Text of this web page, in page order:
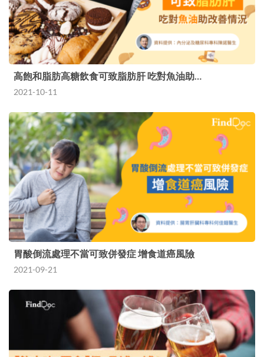
高飽和脂肪高糖飲食可致脂肪肝 吃對魚油助…
2021-10-11
胃酸倒流處理不當可致併發症 增食道癌風險
2021-09-21